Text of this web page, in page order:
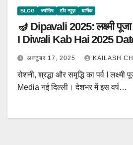
BLOG ज्योतिष टॉप न्यूज़ धार्मिक
🪔 Dipavali 2025: लक्ष्मी
I Diwali Kab Hai 2025
अक्टूबर 17, 2025 KAILASH
रोशनी, श्रद्धा और समृद्धि का पर्व I
Media नई दिल्ली। देशभर में इस वर्ष…